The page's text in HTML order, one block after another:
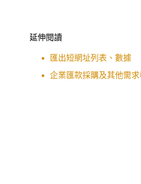
延伸閱讀
匯出短網址列表、數據
企業匯款採購及其他需求